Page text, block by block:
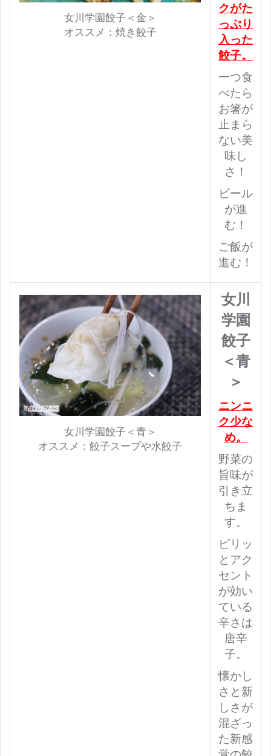
女川学園餃子＜金＞
オススメ：焼き餃子
クがた
っぷり
入った
餃子。
一つ食
べたら
お箸が
止まら
ない美
味し
さ！
ビール
が進
む！
ご飯が
進む！
女川学園餃子＜青＞
オススメ：餃子スープや水餃子
女川
学園
餃子
＜青
＞
ニンニ
ク少な
め。
野菜の
旨味が
引き立
ちま
す。
ピリッ
とアク
セント
が効い
ている
辛さは
唐辛
子。
懐かし
さと新
しさが
混ざっ
た新感